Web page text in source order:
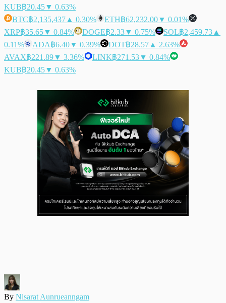
KUB฿20.45▼ 0.63%
BTC฿2,135,437 ▲ 0.30% ETH฿62,232.00▼ 0.01%
XRP฿35.65▼ 0.84% DOGE฿2.33▼ 0.75% SOL฿2,459.73 ▲
0.11%
ADA฿6.40▼ 0.39% DOT฿28.57 ▲ 2.63%
AVAX฿221.89▼ 3.36% LINK฿271.53▼ 0.84%
KUB฿20.45▼ 0.63%
By Nisarat Aunrueanngam